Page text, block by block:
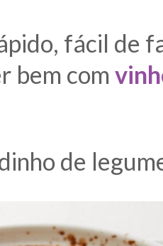
fácil de
bem com
de